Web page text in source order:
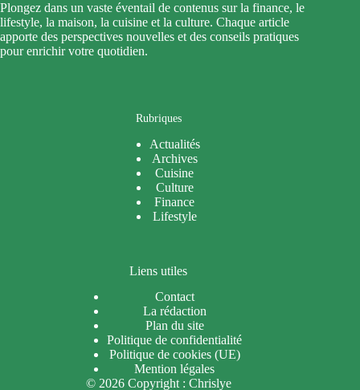
Plongez dans un vaste éventail de contenus sur la finance, le
lifestyle, la maison, la cuisine et la culture. Chaque article
apporte des perspectives nouvelles et des conseils pratiques
pour enrichir votre quotidien.
Rubriques
Actualités
Archives
Cuisine
Culture
Finance
Lifestyle
Liens utiles
Contact
La rédaction
Plan du site
Politique de confidentialité
Politique de cookies (UE)
Mention légales
© 2026 Copyright : Chrislye